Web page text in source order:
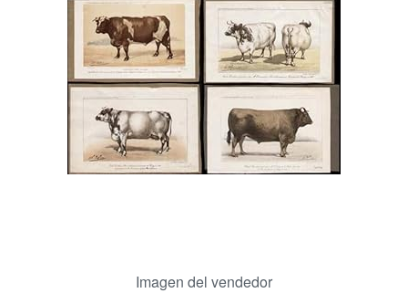
Arte y coleccionismo
Vendedores
Comenzar a vender
CERRAR
Imagen del vendedor